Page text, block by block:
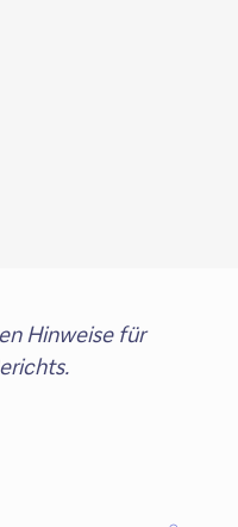
Hinweise für